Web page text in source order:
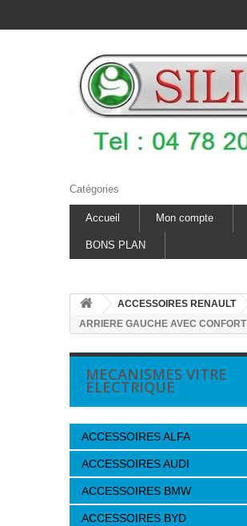
Catégories
Accueil Mon compte
BONS PLAN
ACCESSOIRES RENAULT
ARRIERE GAUCHE AVEC CONFORT
MECANISMES VITRE
ELECTRIQUE
ACCESSOIRES ALFA
ACCESSOIRES AUDI
ACCESSOIRES BMW
ACCESSOIRES BYD